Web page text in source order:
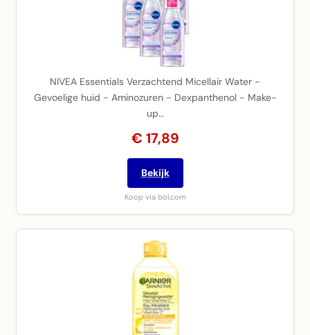
NIVEA Essentials Verzachtend Micellair Water -
Gevoelige huid - Aminozuren - Dexpanthenol - Make-
up…
€ 17,89
Bekijk
Koop via bol.com